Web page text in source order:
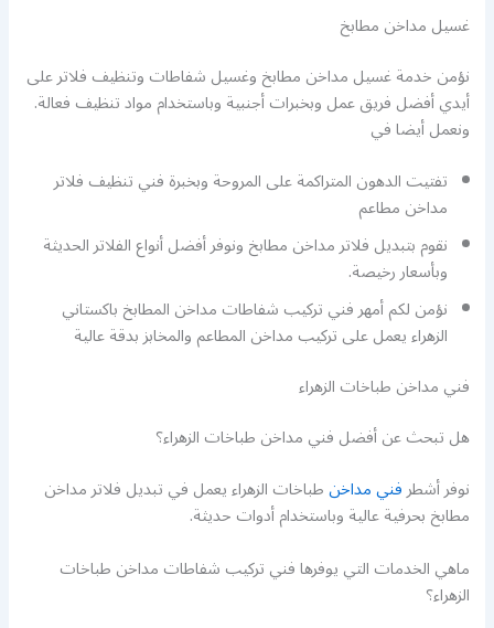
غسيل مداخن مطابخ
نؤمن خدمة غسيل مداخن مطابخ وغسيل شفاطات وتنظيف فلاتر على
أيدي أفضل فريق عمل وبخبرات أجنبية وباستخدام مواد تنظيف فعالة.
ونعمل أيضا في
تفتيت الدهون المتراكمة على المروحة وبخبرة فني تنظيف فلاتر
مداخن مطاعم
نقوم بتبديل فلاتر مداخن مطابخ ونوفر أفضل أنواع الفلاتر الحديثة
وبأسعار رخيصة.
نؤمن لكم أمهر فني تركيب شفاطات مداخن المطابخ باكستاني
الزهراء يعمل على تركيب مداخن المطاعم والمخابز بدقة عالية
فني مداخن طباخات الزهراء
هل تبحث عن أفضل فني مداخن طباخات الزهراء؟
نوفر أشطرفني مداخنطباخات الزهراء يعمل في تبديل فلاتر مداخن
مطابخ بحرفية عالية وباستخدام أدوات حديثة.
ماهي الخدمات التي يوفرها فني تركيب شفاطات مداخن طباخات
الزهراء؟